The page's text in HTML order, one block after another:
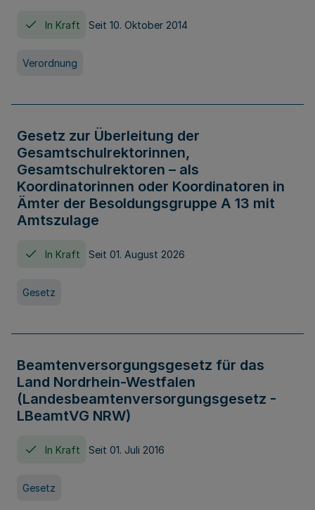
In Kraft Seit 10. Oktober 2014
Verordnung
Gesetz zur Überleitung der
Gesamtschulrektorinnen,
Gesamtschulrektoren – als
Koordinatorinnen oder Koordinatoren in
Ämter der Besoldungsgruppe A 13 mit
Amtszulage
In Kraft Seit 01. August 2026
Gesetz
Beamtenversorgungsgesetz für das
Land Nordrhein-Westfalen
(Landesbeamtenversorgungsgesetz -
LBeamtVG NRW)
In Kraft Seit 01. Juli 2016
Gesetz